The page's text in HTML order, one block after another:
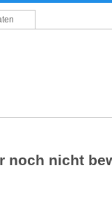
noch nicht